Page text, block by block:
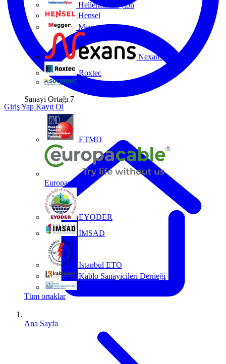
HellermannTyton
Hensel
Megger
Nexans
Roxtec
Socomec
Sanayi Ortağı 7
ETMD
Europacable
EYODER
İMSAD
Istanbul ETO
Kablo Sanayicileri Derneği
Tüm ortaklar
Giriş Yap Kayıt Ol
Ana Sayfa